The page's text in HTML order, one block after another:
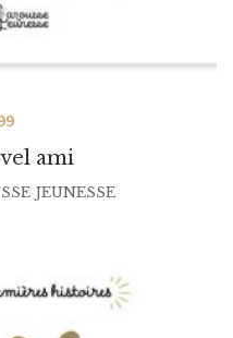
ami
JEUNESSE